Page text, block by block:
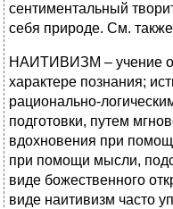
сентиментальный
себя природе. См. также
НАИТИВИЗМ – учение о
характере познания;
рационально-
подготовки, путем
вдохновения при
при помощи мысли,
виде божественного
виде наитивизм часто